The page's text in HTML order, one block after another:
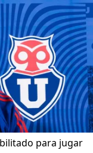
para jugar